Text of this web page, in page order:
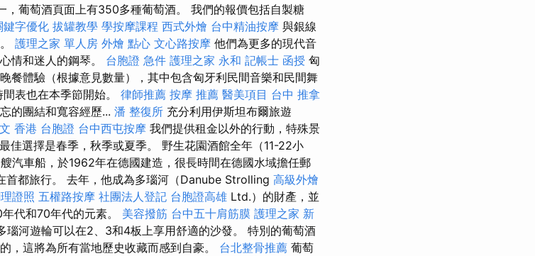
，葡萄酒頁面上有350多種葡萄酒。 我們的報價包括自製糖
鍵字優化 拔罐教學 學按摩課程 西式外燴 台中精油按摩 與銀線
護理之家 單人房 外燴 點心 文心路按摩 他們為更多的現代音
情和迷人的鋼琴。 台胞證 急件 護理之家 永和 記帳士 函授 匈
餐體驗（根據意見數量），其中包含匈牙利民間音樂和民間舞
表也在本季節開始。 律師推薦 按摩 推薦 醫美項目 台中 推拿
的團結和寬容經歷... 潘 整復所 充分利用伊斯坦布爾旅遊
香港 台胞證 台中西屯按摩 我們提供租金以外的行動，特殊景
佳選擇是春季，秋季或夏季。 野生花園酒館全年（11-22小
汽車船，於1962年在德國建造，很長時間在德國水域擔任郵
首都旅行。 去年，他成為多瑙河（Danube Strolling 高級外燴
證照 五權路按摩 社團法人登記 台胞證高雄 Ltd.）的財產，並
代和70年代的元素。 美容撥筋 台中五十肩筋膜 護理之家 新
瑙河遊輪可以在2、3和4板上享用舒適的沙發。 特別的葡萄酒
，這將為所有當地歷史收藏而感到自豪。 台北整骨推薦 葡萄